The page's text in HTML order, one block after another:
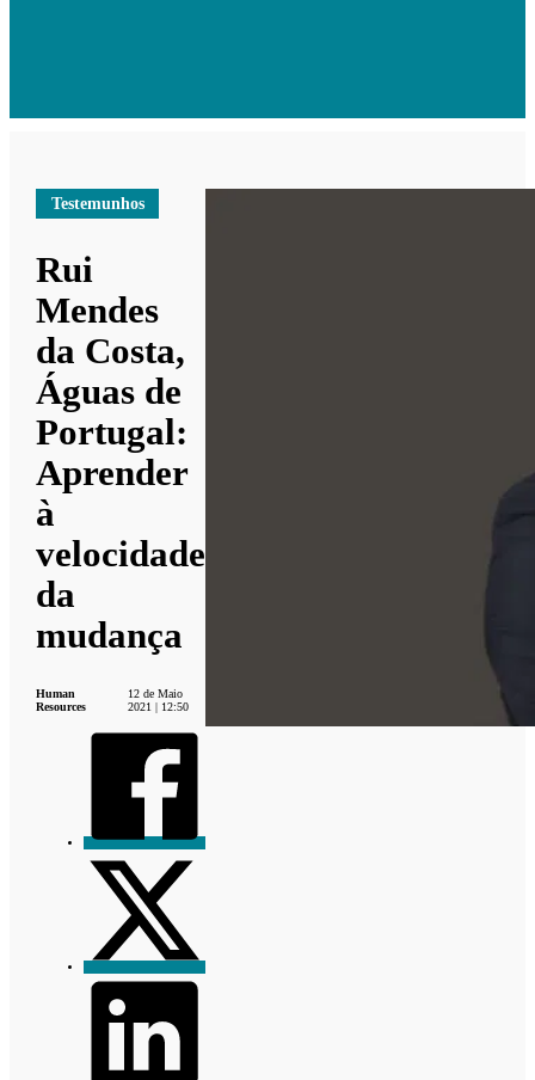
Testemunhos
Rui
Mendes
da Costa,
Águas de
Portugal:
Aprender
à
velocidade
da
mudança
Human
Resources
12 de Maio
2021 | 12:50